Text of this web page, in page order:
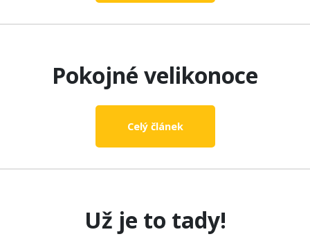
Pokojné velikonoce
Celý článek
Už je to tady!